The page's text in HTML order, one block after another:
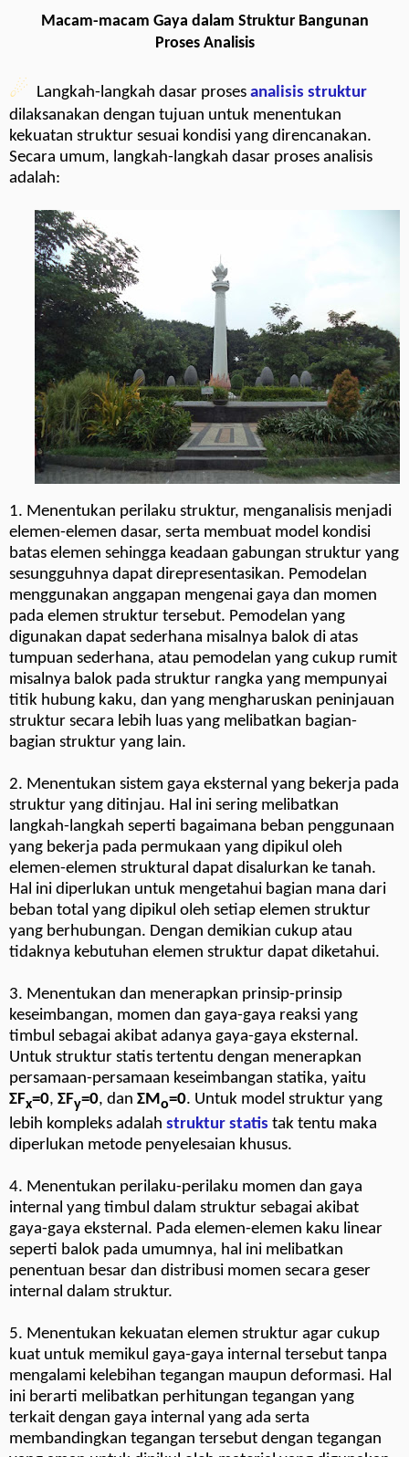
Macam-macam Gaya dalam Struktur Bangunan
Proses Analisis
☄ Langkah-langkah dasar proses analisis struktur
dilaksanakan dengan tujuan untuk menentukan
kekuatan struktur sesuai kondisi yang direncanakan.
Secara umum, langkah-langkah dasar proses analisis
adalah:
1. Menentukan perilaku struktur, menganalisis menjadi
elemen-elemen dasar, serta membuat model kondisi
batas elemen sehingga keadaan gabungan struktur yang
sesungguhnya dapat direpresentasikan. Pemodelan
menggunakan anggapan mengenai gaya dan momen
pada elemen struktur tersebut. Pemodelan yang
digunakan dapat sederhana misalnya balok di atas
tumpuan sederhana, atau pemodelan yang cukup rumit
misalnya balok pada struktur rangka yang mempunyai
titik hubung kaku, dan yang mengharuskan peninjauan
struktur secara lebih luas yang melibatkan bagian-
bagian struktur yang lain.
2. Menentukan sistem gaya eksternal yang bekerja pada
struktur yang ditinjau. Hal ini sering melibatkan
langkah-langkah seperti bagaimana beban penggunaan
yang bekerja pada permukaan yang dipikul oleh
elemen-elemen struktural dapat disalurkan ke tanah.
Hal ini diperlukan untuk mengetahui bagian mana dari
beban total yang dipikul oleh setiap elemen struktur
yang berhubungan. Dengan demikian cukup atau
tidaknya kebutuhan elemen struktur dapat diketahui.
3. Menentukan dan menerapkan prinsip-prinsip
keseimbangan, momen dan gaya-gaya reaksi yang
timbul sebagai akibat adanya gaya-gaya eksternal.
Untuk struktur statis tertentu dengan menerapkan
persamaan-persamaan keseimbangan statika, yaitu
ΣFx=0, ΣFy=0, dan ΣMo=0. Untuk model struktur yang
lebih kompleks adalah struktur statis tak tentu maka
diperlukan metode penyelesaian khusus.
4. Menentukan perilaku-perilaku momen dan gaya
internal yang timbul dalam struktur sebagai akibat
gaya-gaya eksternal. Pada elemen-elemen kaku linear
seperti balok pada umumnya, hal ini melibatkan
penentuan besar dan distribusi momen secara geser
internal dalam struktur.
5. Menentukan kekuatan elemen struktur agar cukup
kuat untuk memikul gaya-gaya internal tersebut tanpa
mengalami kelebihan tegangan maupun deformasi. Hal
ini berarti melibatkan perhitungan tegangan yang
terkait dengan gaya internal yang ada serta
membandingkan tegangan tersebut dengan tegangan